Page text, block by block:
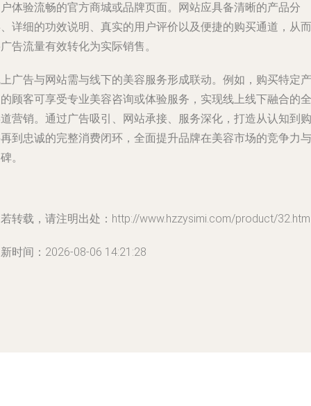
体验流畅的官方商城或品牌页面。网站应具备清晰的产品分
详细的功效说明、真实的用户评价以及便捷的购买通道，从而
告流量有效转化为实际销售。
广告与网站需与线下的美容服务形成联动。例如，购买特定产
顾客可享受专业美容咨询或体验服务，实现线上线下融合的全
营销。通过广告吸引、网站承接、服务深化，打造从认知到购
到忠诚的完整消费闭环，全面提升品牌在美容市场的竞争力与
。
转载，请注明出处：http://www.hzzysimi.com/product/
时间：2026-08-06 14:21:28